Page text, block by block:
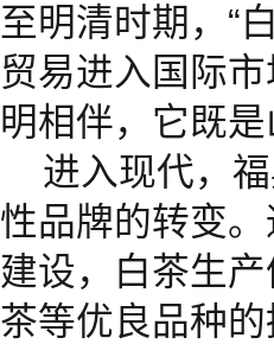
至明清时期，“
贸易进入国际
明相伴，它既
进入现代，
性品牌的转变
建设，白茶生
茶等优良品种